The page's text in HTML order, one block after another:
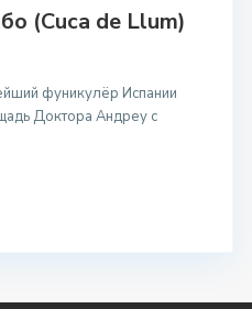
(Cuca de Llum)
фуникулёр Испании
Доктора Андреу с